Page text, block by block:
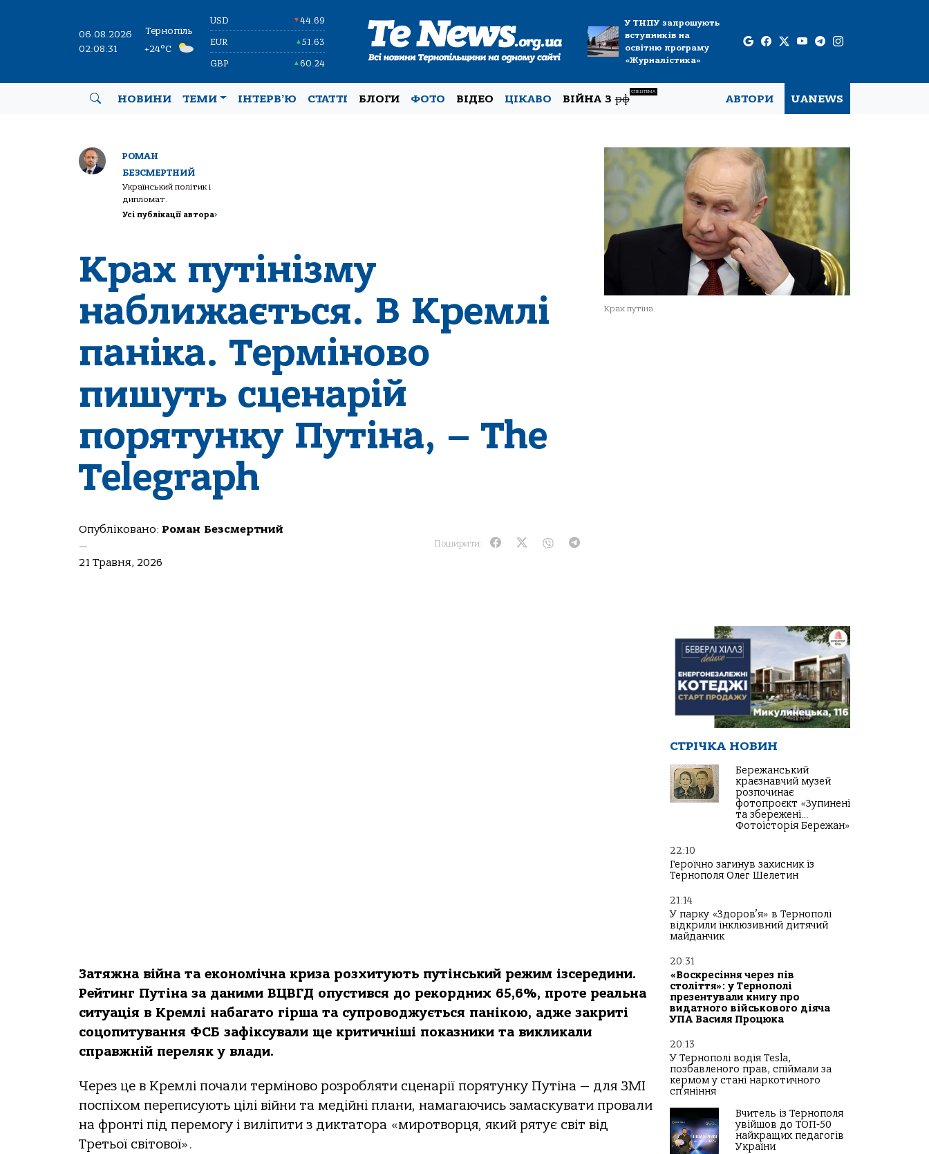
06.08.2026
02:08:32
Тернопіль
+24°C
USD ▼44.69
EUR ▲51.63
GBP ▲60.24
У ТНПУ запрошують
вступників на
освітню програму
«Журналістика»
НОВИНИ ТЕМИ ІНТЕРВ’Ю СТАТТІ БЛОГИ ФОТО ВІДЕО ЦІКАВО ВІЙНА Зрф
СПЕЦТЕМА
АВТОРИ UANEWS
РОМАН
БЕЗСМЕРТНИЙ
Український політик і
дипломат.
Усі публікації автора>
Крах путінізму
наближається. В Кремлі
паніка. Терміново
пишуть сценарій
порятунку Путіна, – The
Telegraph
Опубліковано: Роман Безсмертний
—
21 Травня, 2026
Поширити:
Крах путіна.
Затяжна війна та економічна криза розхитують путінський режим ізсередини.
Рейтинг Путіна за даними ВЦВГД опустився до рекордних 65,6%, проте реальна
ситуація в Кремлі набагато гірша та супроводжується панікою, адже закриті
соцопитування ФСБ зафіксували ще критичніші показники та викликали
справжній переляк у влади.
Через це в Кремлі почали терміново розробляти сценарії порятунку Путіна — для ЗМІ
поспіхом переписують цілі війни та медійні плани, намагаючись замаскувати провали
на фронті під перемогу і виліпити з диктатора «миротворця, який рятує світ від
Третьої світової».
СТРІЧКА НОВИН
Бережанський
краєзнавчий музей
розпочинає
фотопроєкт «Зупинені
та збережені…
Фотоісторія Бережан»
22:10
Героїчно загинув захисник із
Тернополя Олег Шелетин
21:14
У парку «Здоров’я» в Тернополі
відкрили інклюзивний дитячий
майданчик
20:31
«Воскресіння через пів
століття»: у Тернополі
презентували книгу про
видатного військового діяча
УПА Василя Процюка
20:13
У Тернополі водія Tesla,
позбавленого прав, спіймали за
кермом у стані наркотичного
сп’яніння
Вчитель із Тернополя
увійшов до ТОП-50
найкращих педагогів
України